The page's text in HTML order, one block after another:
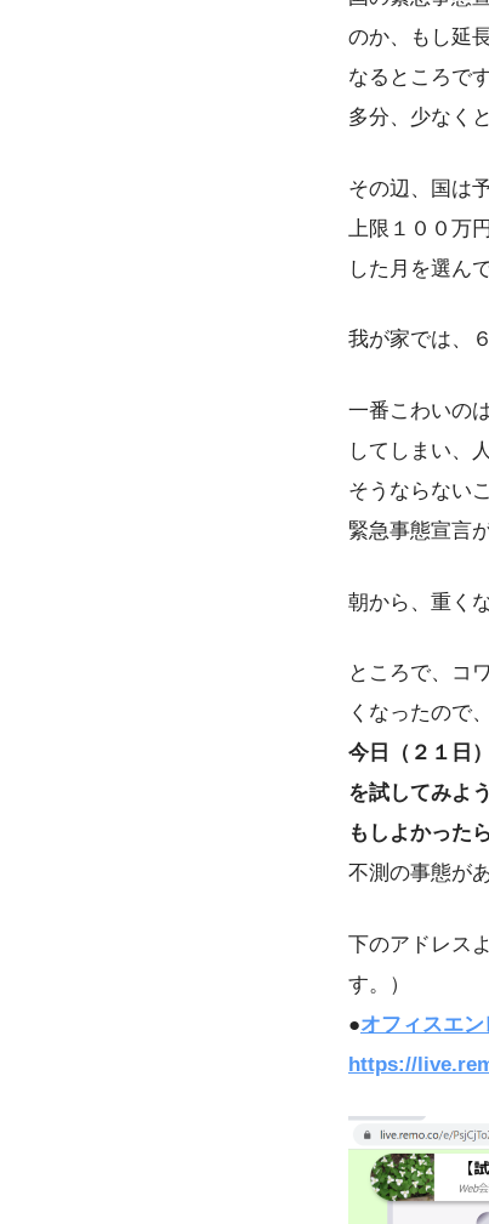
のか、もし延
なるところです
多分、少なく
その辺、国は
上限１００万
した月を選ん
我が家では、
一番こわいの
してしまい、
そうならない
緊急事態宣言
朝から、重く
ところで、コ
くなったので、
今日（２１日
を試してみよ
もしよかった
不測の事態が
下のアドレス
す。）
●オフィスエ
https://